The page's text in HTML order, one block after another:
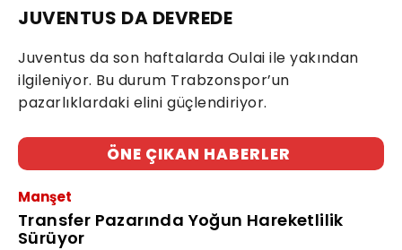
JUVENTUS DA DEVREDE
Juventus da son haftalarda Oulai ile yakından
ilgileniyor. Bu durum Trabzonspor’un
pazarlıklardaki elini güçlendiriyor.
ÖNE ÇIKAN HABERLER
Manşet
Transfer Pazarında Yoğun Hareketlilik
Sürüyor